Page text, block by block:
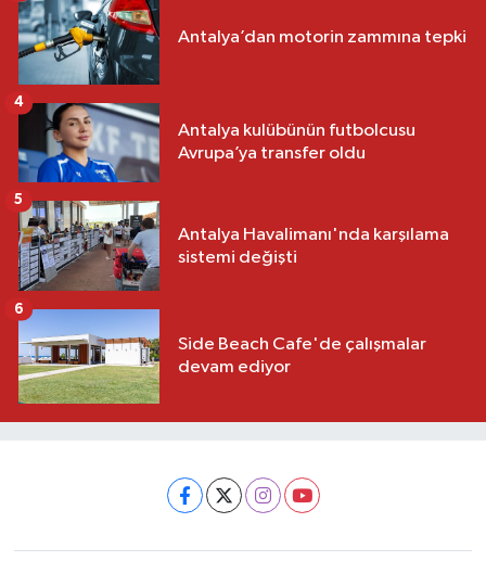
Antalya’dan motorin zammına tepki
Antalya kulübünün futbolcusu
Avrupa’ya transfer oldu
4
Antalya Havalimanı'nda karşılama
sistemi değişti
5
Side Beach Cafe'de çalışmalar
devam ediyor
6